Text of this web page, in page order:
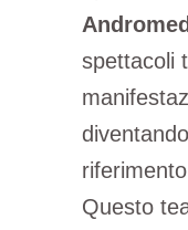
spettacoli
Questo